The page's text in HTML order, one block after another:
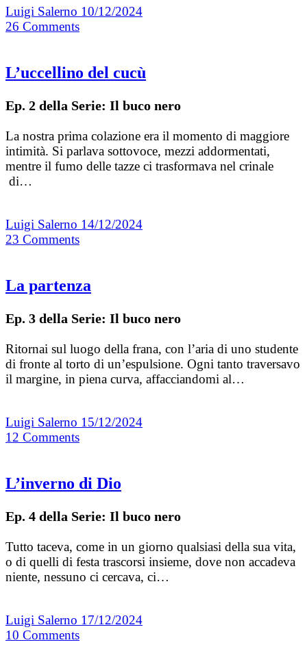
Luigi Salerno 10/12/2024
26 Comments
L’uccellino del cucù
Ep. 2 della Serie: Il buco nero
La nostra prima colazione era il momento di maggiore
intimità. Si parlava sottovoce, mezzi addormentati,
mentre il fumo delle tazze ci trasformava nel crinale
di…
Luigi Salerno 14/12/2024
23 Comments
La partenza
Ep. 3 della Serie: Il buco nero
Ritornai sul luogo della frana, con l’aria di uno studente
di fronte al torto di un’espulsione. Ogni tanto traversavo
il margine, in piena curva, affacciandomi al…
Luigi Salerno 15/12/2024
12 Comments
L’inverno di Dio
Ep. 4 della Serie: Il buco nero
Tutto taceva, come in un giorno qualsiasi della sua vita,
o di quelli di festa trascorsi insieme, dove non accadeva
niente, nessuno ci cercava, ci…
Luigi Salerno 17/12/2024
10 Comments